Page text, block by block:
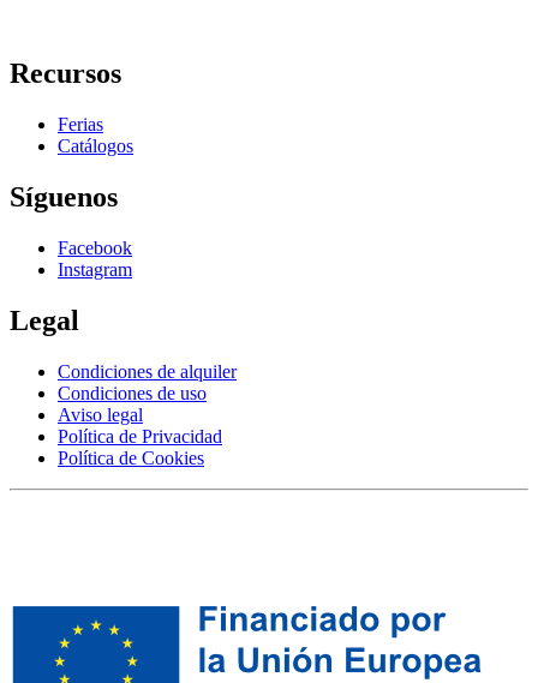
Recursos
Ferias
Catálogos
Síguenos
Facebook
Instagram
Legal
Condiciones de alquiler
Condiciones de uso
Aviso legal
Política de Privacidad
Política de Cookies